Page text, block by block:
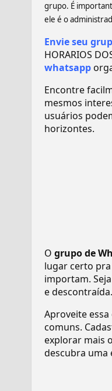
grupo. É
ele é o
Envie seu
HORARIOS
whatsapp
Encontre
mesmos
usuários
horizontes.
O grupo de
lugar certo
importam.
e descontraída.
Aproveite
comuns.
explorar mais
descubra uma